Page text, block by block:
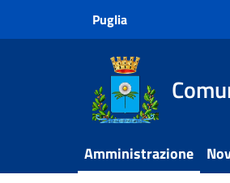
Puglia
Amministrazione